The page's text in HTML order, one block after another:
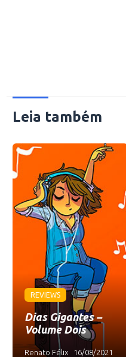
Leia também
REVIEWS
Dias Gigantes –
Volume Dois
Renato Félix 16/08/2021